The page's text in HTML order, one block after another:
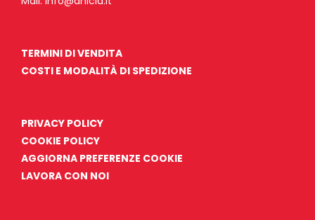
TERMINI DI VENDITA
COSTI E MODALITÀ DI SPEDIZIONE
PRIVACY POLICY
COOKIE POLICY
AGGIORNA PREFERENZE COOKIE
LAVORA CON NOI